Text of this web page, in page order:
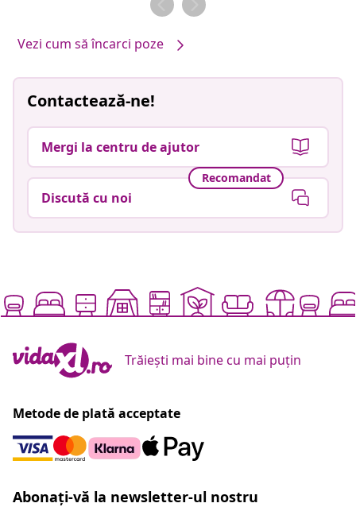
Vezi cum să încarci poze
Contactează-ne!
Mergi la centru de ajutor
Recomandat
Discută cu noi
Trăiești mai bine cu mai puțin
Metode de plată acceptate
Abonați-vă la newsletter-ul nostru